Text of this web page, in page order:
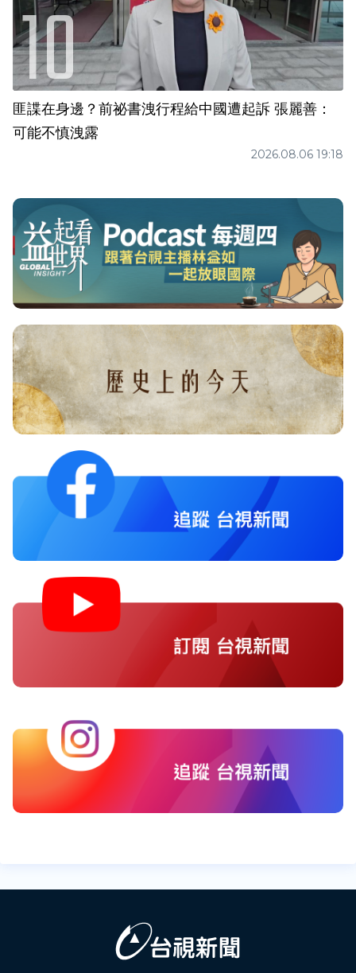
匪諜在身邊？前祕書洩行程給中國遭起訴 張麗善：
可能不慎洩露
2026.08.06 19:18